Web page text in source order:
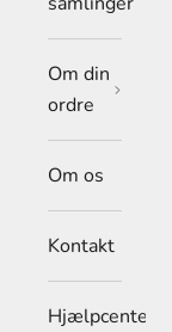
Om din
ordre
Om os
Kontakt
Hjælpcenter